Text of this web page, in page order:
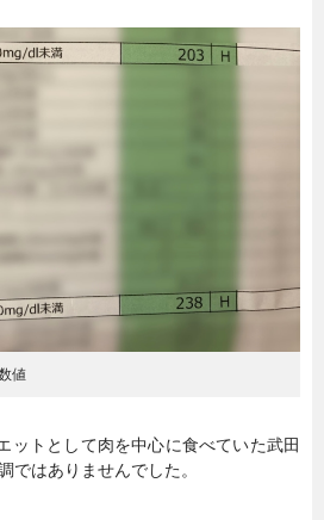
値
ットとして肉を中心に食べていた武田
ではありませんでした。